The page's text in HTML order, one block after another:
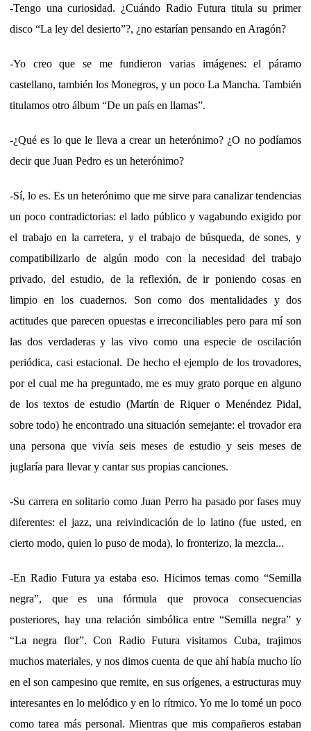
-Tengo una curiosidad. ¿Cuándo Radio Futura titula su primer
disco “La ley del desierto”?, ¿no estarían pensando en Aragón?
-Yo creo que se me fundieron varias imágenes: el páramo
castellano, también los Monegros, y un poco La Mancha. También
titulamos otro álbum “De un país en llamas”.
-¿Qué es lo que le lleva a crear un heterónimo? ¿O no podíamos
decir que Juan Pedro es un heterónimo?
-Sí, lo es. Es un heterónimo que me sirve para canalizar tendencias
un poco contradictorias: el lado público y vagabundo exigido por
el trabajo en la carretera, y el trabajo de búsqueda, de sones, y
compatibilizarlo de algún modo con la necesidad del trabajo
privado, del estudio, de la reflexión, de ir poniendo cosas en
limpio en los cuadernos. Son como dos mentalidades y dos
actitudes que parecen opuestas e irreconciliables pero para mí son
las dos verdaderas y las vivo como una especie de oscilación
periódica, casi estacional. De hecho el ejemplo de los trovadores,
por el cual me ha preguntado, me es muy grato porque en alguno
de los textos de estudio (Martín de Riquer o Menéndez Pidal,
sobre todo) he encontrado una situación semejante: el trovador era
una persona que vivía seis meses de estudio y seis meses de
juglaría para llevar y cantar sus propias canciones.
-Su carrera en solitario como Juan Perro ha pasado por fases muy
diferentes: el jazz, una reivindicación de lo latino (fue usted, en
cierto modo, quien lo puso de moda), lo fronterizo, la mezcla...
-En Radio Futura ya estaba eso. Hicimos temas como “Semilla
negra”, que es una fórmula que provoca consecuencias
posteriores, hay una relación simbólica entre “Semilla negra” y
“La negra flor”. Con Radio Futura visitamos Cuba, trajimos
muchos materiales, y nos dimos cuenta de que ahí había mucho lío
en el son campesino que remite, en sus orígenes, a estructuras muy
interesantes en lo melódico y en lo rítmico. Yo me lo tomé un poco
como tarea más personal. Mientras que mis compañeros estaban